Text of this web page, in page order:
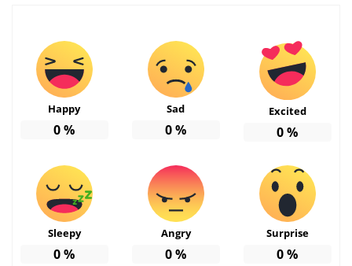
Happy
0%
Sad
0%
Excited
0%
Sleepy
0%
Angry
0%
Surprise
0%